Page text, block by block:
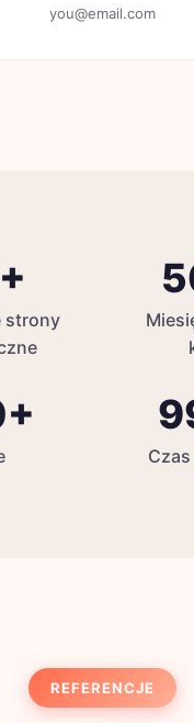
you@email.com
strony
REFERENCJE